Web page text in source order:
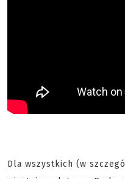
Dla wszystkich (w